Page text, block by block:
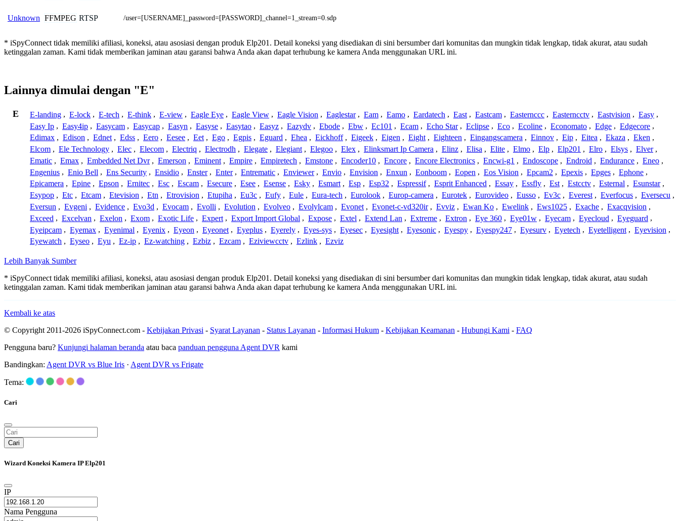
Unknown FFMPEG RTSP /user=[USERNAME]_password=[PASSWORD]_channel=1_stream=0.sdp
* iSpyConnect tidak memiliki afiliasi, koneksi, atau asosiasi dengan produk Elp201. Detail koneksi yang disediakan di sini bersumber dari komunitas dan mungkin tidak lengkap, tidak akurat, atau sudah
ketinggalan zaman. Kami tidak memberikan jaminan atau garansi bahwa Anda akan dapat terhubung ke kamera Anda menggunakan URL ini.
Lainnya dimulai dengan "E"
E E-landing , E-lock , E-tech , E-think , E-view , Eagle Eye , Eagle View , Eagle Vision , Eaglestar , Eam , Eamo , Eardatech , East , Eastcam , Easternccc , Easterncctv , Eastvision , Easy ,
Easy Ip , Easy4ip , Easycam , Easycap , Easyn , Easyse , Easytao , Easyz , Eazydv , Ebode , Ebw , Ec101 , Ecam , Echo Star , Eclipse , Eco , Ecoline , Economato , Edge , Edgecore ,
Edimax , Edison , Ednet , Edss , Eero , Eesee , Eet , Ego , Egpis , Eguard , Ehea , Eickhoff , Eigeek , Eigen , Eight , Eighteen , Eingangscamera , Einnov , Eip , Eitea , Ekaza , Eken ,
Elcom , Ele Technology , Elec , Elecom , Electriq , Electrodh , Elegate , Elegiant , Elegoo , Elex , Elinksmart Ip Camera , Elinz , Elisa , Elite , Elmo , Elp , Elp201 , Elro , Elsys , Elver ,
Ematic , Emax , Embedded Net Dvr , Emerson , Eminent , Empire , Empiretech , Emstone , Encoder10 , Encore , Encore Electronics , Encwi-g1 , Endoscope , Endroid , Endurance , Eneo ,
Engenius , Enio Bell , Ens Security , Ensidio , Enster , Enter , Entrematic , Enviewer , Envio , Envision , Enxun , Eonboom , Eopen , Eos Vision , Epcam2 , Epexis , Epges , Ephone ,
Epicamera , Epine , Epson , Ernitec , Esc , Escam , Esecure , Esee , Esense , Esky , Esmart , Esp , Esp32 , Espressif , Esprit Enhanced , Essay , Essfly , Est , Estcctv , Esternal , Esunstar ,
Esypop , Etc , Etcam , Etevision , Etn , Etrovision , Etupiha , Eu3c , Eufy , Eule , Eura-tech , Eurolook , Europ-camera , Eurotek , Eurovideo , Eusso , Ev3c , Everest , Everfocus , Eversecu ,
Eversun , Evgeni , Evidence , Evo3d , Evocam , Evolli , Evolution , Evolveo , Evolylcam , Evonet , Evonet-c-vd320ir , Evviz , Ewan Ko , Ewelink , Ews1025 , Exache , Exacqvision ,
Exceed , Excelvan , Exelon , Exom , Exotic Life , Expert , Export Import Global , Expose , Extel , Extend Lan , Extreme , Extron , Eye 360 , Eye01w , Eyecam , Eyecloud , Eyeguard ,
Eyeipcam , Eyemax , Eyenimal , Eyenix , Eyeon , Eyeonet , Eyeplus , Eyerely , Eyes-sys , Eyesec , Eyesight , Eyesonic , Eyespy , Eyespy247 , Eyesurv , Eyetech , Eyetelligent , Eyevision ,
Eyewatch , Eyseo , Eyu , Ez-ip , Ez-watching , Ezbiz , Ezcam , Eziviewcctv , Ezlink , Ezviz
Lebih Banyak Sumber
* iSpyConnect tidak memiliki afiliasi, koneksi, atau asosiasi dengan produk Elp201. Detail koneksi yang disediakan di sini bersumber dari komunitas dan mungkin tidak lengkap, tidak akurat, atau sudah
ketinggalan zaman. Kami tidak memberikan jaminan atau garansi bahwa Anda akan dapat terhubung ke kamera Anda menggunakan URL ini.
Kembali ke atas
© Copyright 2011-2026 iSpyConnect.com - Kebijakan Privasi - Syarat Layanan - Status Layanan - Informasi Hukum - Kebijakan Keamanan - Hubungi Kami - FAQ
Pengguna baru? Kunjungi halaman beranda atau baca panduan pengguna Agent DVR kami
Bandingkan: Agent DVR vs Blue Iris · Agent DVR vs Frigate
Tema:
Cari
Cari
Wizard Koneksi Kamera IP Elp201
IP
Nama Pengguna